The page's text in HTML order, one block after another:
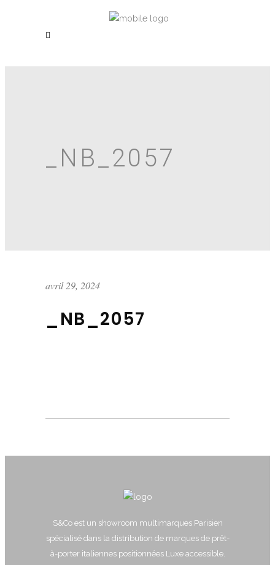
_NB_2057
avril 29, 2024
_NB_2057
S&Co est un showroom multimarques Parisien
spécialisé dans la distribution de marques de prêt-
à-porter italiennes positionnées Luxe accessible.